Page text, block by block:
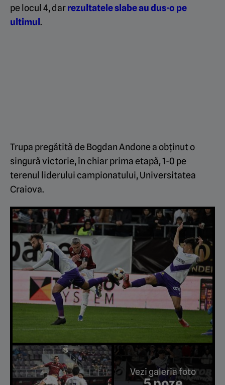
pe locul 4, darrezultatele slabe au dus-o pe
ultimul.
Trupa pregătită de Bogdan Andone a obținut o
singură victorie, în chiar prima etapă, 1-0 pe
terenul liderului campionatului, Universitatea
Craiova.
Vezi galeria foto